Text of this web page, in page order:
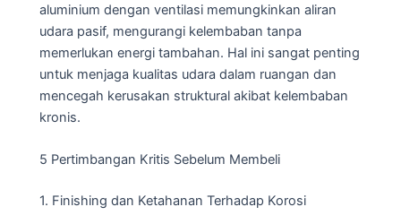
aluminium dengan ventilasi memungkinkan aliran
udara pasif, mengurangi kelembaban tanpa
memerlukan energi tambahan. Hal ini sangat penting
untuk menjaga kualitas udara dalam ruangan dan
mencegah kerusakan struktural akibat kelembaban
kronis.
5 Pertimbangan Kritis Sebelum Membeli
1. Finishing dan Ketahanan Terhadap Korosi